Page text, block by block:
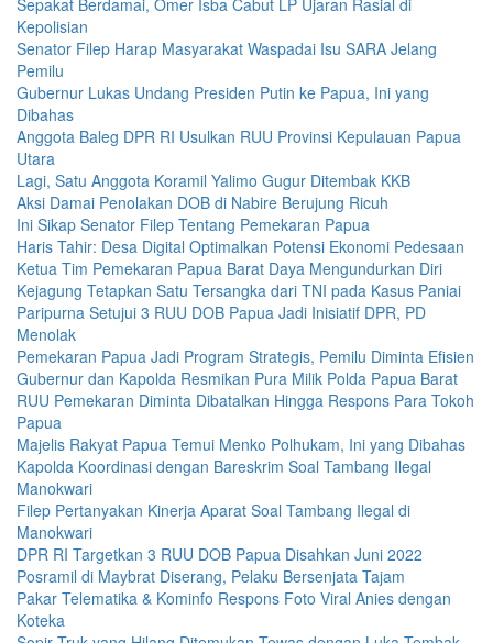
Kepolisian
Senator Filep Harap Masyarakat Waspadai Isu SARA Jelang
Pemilu
Gubernur Lukas Undang Presiden Putin ke Papua, Ini yang
Dibahas
Anggota Baleg DPR RI Usulkan RUU Provinsi Kepulauan Papua
Utara
Lagi, Satu Anggota Koramil Yalimo Gugur Ditembak KKB
Aksi Damai Penolakan DOB di Nabire Berujung Ricuh
Ini Sikap Senator Filep Tentang Pemekaran Papua
Haris Tahir: Desa Digital Optimalkan Potensi Ekonomi Pedesaan
Ketua Tim Pemekaran Papua Barat Daya Mengundurkan Diri
Kejagung Tetapkan Satu Tersangka dari TNI pada Kasus Paniai
Paripurna Setujui 3 RUU DOB Papua Jadi Inisiatif DPR, PD
Menolak
Pemekaran Papua Jadi Program Strategis, Pemilu Diminta Efisien
Gubernur dan Kapolda Resmikan Pura Milik Polda Papua Barat
RUU Pemekaran Diminta Dibatalkan Hingga Respons Para Tokoh
Papua
Majelis Rakyat Papua Temui Menko Polhukam, Ini yang Dibahas
Kapolda Koordinasi dengan Bareskrim Soal Tambang Ilegal
Manokwari
Filep Pertanyakan Kinerja Aparat Soal Tambang Ilegal di
Manokwari
DPR RI Targetkan 3 RUU DOB Papua Disahkan Juni 2022
Posramil di Maybrat Diserang, Pelaku Bersenjata Tajam
Pakar Telematika & Kominfo Respons Foto Viral Anies dengan
Koteka